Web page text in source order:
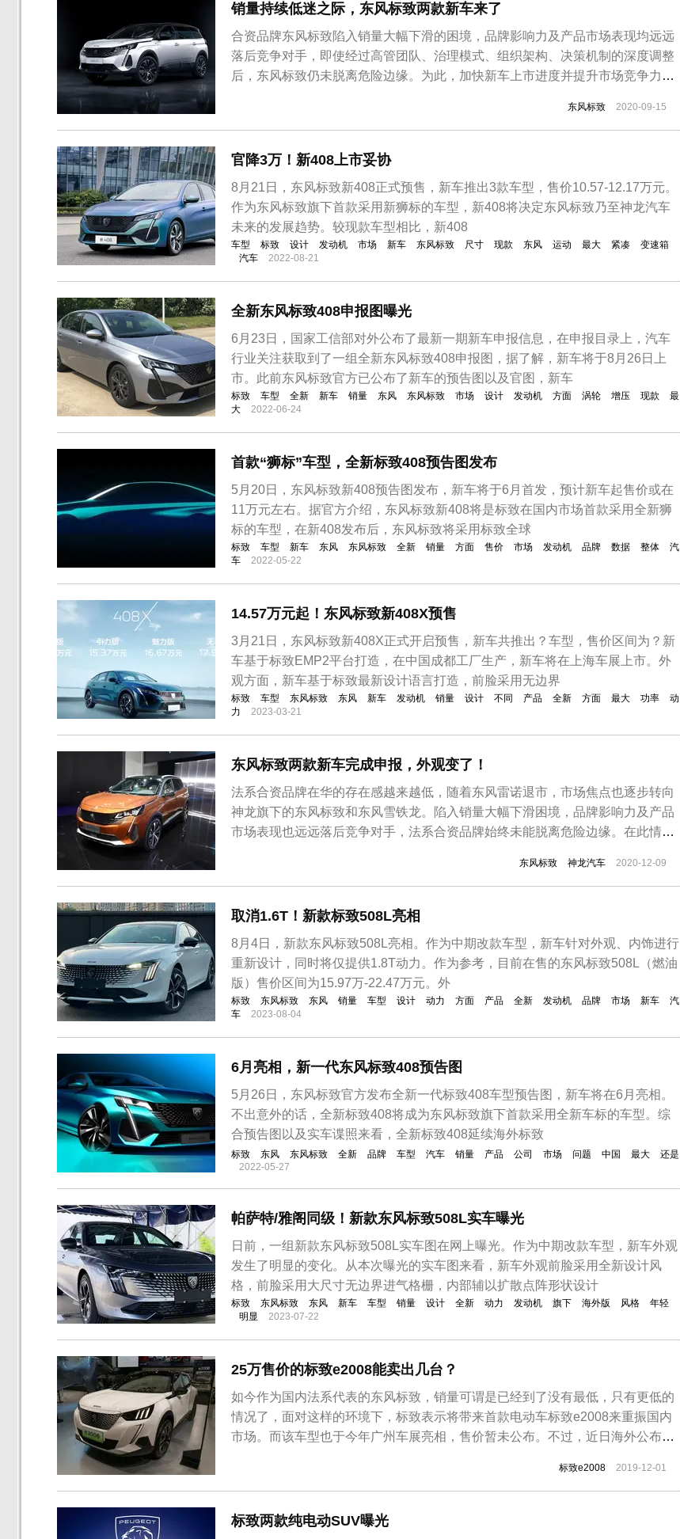
销量持续低迷之际，东风标致两款新车来了
合资品牌东风标致陷入销量大幅下滑的困境，品牌影响力及产品市场表现均远远
落后竞争对手，即使经过高管团队、治理模式、组织架构、决策机制的深度调整
后，东风标致仍未脱离危险边缘。为此，加快新车上市进度并提升市场竞争力，
版车型，但未能挽救品牌持续下滑的业绩。根据最新消息，东风标致新款4008、
新款5008的国内谍照曝光，预...
东风标致 2020-09-15
官降3万！新408上市妥协
8月21日，东风标致新408正式预售，新车推出3款车型，售价10.57-12.17万元。
作为东风标致旗下首款采用新狮标的车型，新408将决定东风标致乃至神龙汽车
未来的发展趋势。较现款车型相比，新408
车型 标致 设计 发动机 市场 新车 东风标致 尺寸 现款 东风 运动 最大 紧凑
变速箱
汽车
2022-08-21
​全新东风标致408申报图曝光
6月23日，国家工信部对外公布了最新一期新车申报信息，在申报目录上，汽车
行业关注获取到了一组全新东风标致408申报图，据了解，新车将于8月26日上
市。此前东风标致官方已公布了新车的预告图以及官图，新车
标致 车型 全新 新车 销量 东风 东风标致 市场 设计 发动机 方面 涡轮 增压 现款
最
大
2022-06-24
首款“狮标​”车型，全新标致408预告图发布 ​​​
5月20日，东风标致新408预告图发布，新车将于6月首发，预计新车起售价或在
11万元左右。据官方介绍，东风标致新408将是标致在国内市场首款采用全新狮
标的车型，在新408发布后，东风标致将采用标致全球
标致 车型 新车 东风 东风标致 全新 销量 方面 售价 市场 发动机 品牌 数据 整体
汽
车
2022-05-22
14.57万元起！东风标致新408X预售
3月21日，东风标致新408X正式开启预售，新车共推出？车型，售价区间为？新
车基于标致EMP2平台打造，在中国成都工厂生产，新车将在上海车展上市。外
观方面，新车基于标致最新设计语言打造，前脸采用无边界
标致 车型 东风标致 东风 新车 发动机 销量 设计 不同 产品 全新 方面 最大 功率
动
力
2023-03-21
东风标致两款新车完成申报，外观变了！
法系合资品牌在华的存在感越来越低，随着东风雷诺退市，市场焦点也逐步转向
神龙旗下的东风标致和东风雪铁龙。陷入销量大幅下滑困境，品牌影响力及产品
市场表现也远远落后竞争对手，法系合资品牌始终未能脱离危险边缘。在此情形
度并提升市场竞争力寻求扭转颓势。在11月份的广州车展上，东风标致发布了中
期改款4008和5008车型。近日，新款4008...
东风标致 神龙汽车 2020-12-09
取消1.6T！新款标致508L亮相
8月4日，新款东风标致508L亮相。作为中期改款车型，新车针对外观、内饰进行
重新设计，同时将仅提供1.8T动力。作为参考，目前在售的东风标致508L（燃油
版）售价区间为15.97万-22.47万元。外
标致 东风标致 东风 销量 车型 设计 动力 方面 产品 全新 发动机 品牌 市场 新车
汽
车
2023-08-04
6月亮相，新一代东风标致408预告图
5月26日，东风标致官方发布全新一代标致408车型预告图，新车将在6月亮相。
不出意外的话，全新标致408将成为东风标致旗下首款采用全新车标的车型。综
合预告图以及实车谍照来看，全新标致408延续海外标致
标致 东风 东风标致 全新 品牌 车型 汽车 销量 产品 公司 市场 问题 中国 最大
还是
2022-05-27
帕萨特/雅阁同级！新款东风标致508L实车曝光
日前，一组新款东风标致508L实车图在网上曝光。作为中期改款车型，新车外观
发生了明显的变化。从本次曝光的实车图来看，新车外观前脸采用全新设计风
格，前脸采用大尺寸无边界进气格栅，内部辅以扩散点阵形状设计
标致 东风标致 东风 新车 车型 销量 设计 全新 动力 发动机 旗下 海外版 风格
年轻
明显
2023-07-22
25万售价的标致e2008能卖出几台？
如今作为国内法系代表的东风标致，销量可谓是已经到了没有最低，只有更低的
情况了，面对这样的环境下，标致表示将带来首款电动车标致e2008来重振国内
市场。而该车型也于今年广州车展亮相，售价暂未公布。不过，近日海外公布了
标致e2008新车基于PSA集团的CMP平台打造，采用了标致最新一代的家族式设
计语言。造型方面，国产标致e2...
标致e2008 2019-12-01
标致两款纯电动SUV曝光